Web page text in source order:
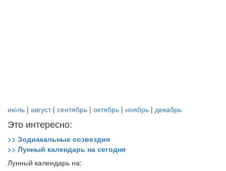
июль | август| сентябрь | октябрь | ноябрь | декабрь
Это интересно:
>> Зодиакальные созвездия
>> Лунный календарь на сегодня
Лунный календарь на: